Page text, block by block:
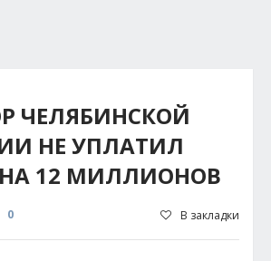
ЧЕЛЯБИНСКОЙ
НЕ УПЛАТИЛ
12 МИЛЛИОНОВ
0 В закладки